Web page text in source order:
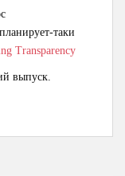
таки
Transparency
выпуск.